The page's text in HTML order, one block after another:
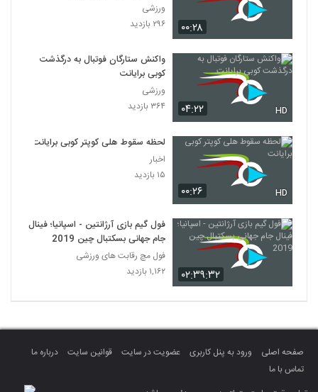
۰۰:۲۸
ورزشی
۲۹۶ بازدید
۰۴:۲۲ HD
واکنش ستارگان فوتبال به درگذشت
کوبی برایانت
ورزشی
۳۶۴ بازدید
۰۰:۲۶ HD
لحظه سقوط هلی کوپتر کوبی برایانت
اخبار
۱۵ بازدید
۰۲:۳۹:۳۲
فول گیم بازی آرژانتین - اسپانیا؛ فینال
جام جهانی بسکتبال چین 2019
فول مچ رقابت های ورزشی
۱,۱۶۲ بازدید
صفحه اصلی ورود به پنل کاربری عضویت در سایت قوانین سایت
درباره ما
تماس با ما